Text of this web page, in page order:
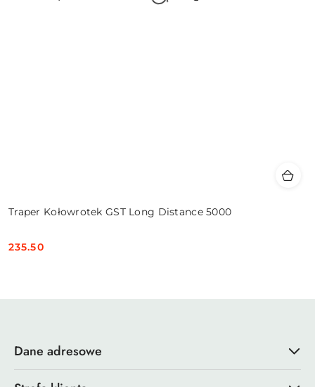
Traper Kołowrotek GST Long Distance 5000
Cena:
235.50
Dane adresowe